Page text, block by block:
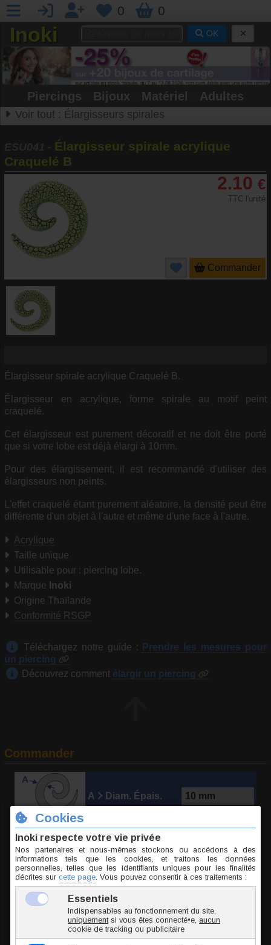
0 0
Inoki OK
Piercings Bijoux Matériel Adultes
Voir tout : Élargisseurs spirales
Élargisseur spirale acrylique
Craquelé B
2.10 €
TTC l'unité
Commander
Élargisseur spirale acrylique Craquelé B.
Élargisseur en acrylique, forme spirale au motif peint
craquelé.
Cet élargisseur est purement décoratif et ne doit être porté
que si votre lobe est déjà élargi à 10mm.
Pour des élargissement, il est recommandé d'utiliser des
élargisseurs non peints.
L'effet craquelé étant purement aléatoire, la densité peut être
différente d'un objet à l'autre et même d'une face à l'autre.
Acrylique
Taille unique
Utilisable pour : piercing lobe.
Marque Inoki
Origine Thaïlande
Conformité RSGP
Téléchargez notre guide :
Prendre les mesures pour
un piercing
Découvrez comment élargir un piercing
Commander
A Diam. Épais.
ESU041-10
4 g
2.10 € TTC l'unité
Ajouter au panier